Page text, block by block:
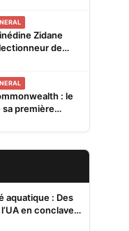
Zidane
de
: le
sa première
à Glasgow
aquatique : Des
en conclave à
la